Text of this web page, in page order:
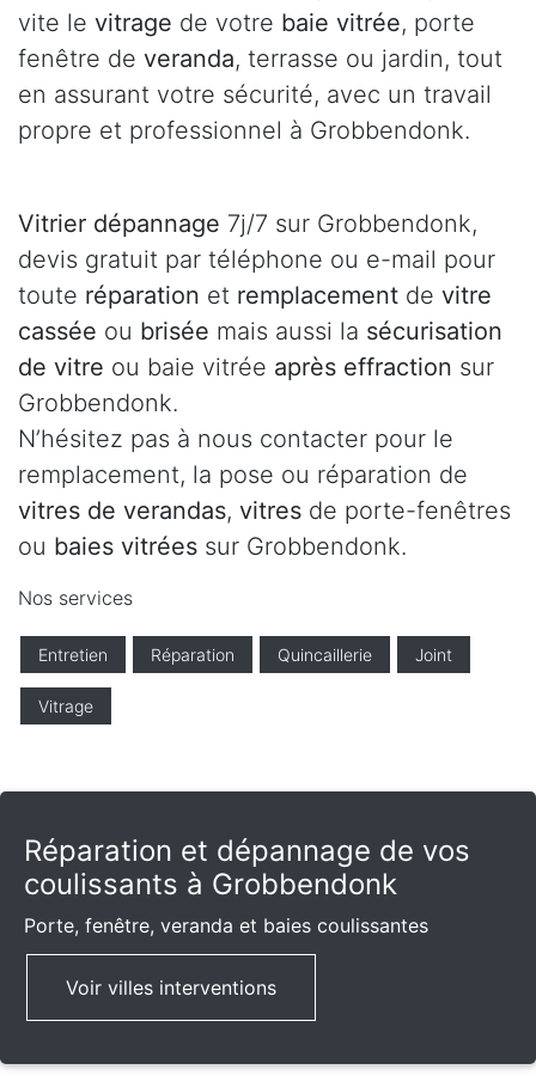
vite le vitrage de votre baie vitrée, porte
fenêtre de veranda, terrasse ou jardin, tout
en assurant votre sécurité, avec un travail
propre et professionnel à Grobbendonk.
Vitrier dépannage 7j/7 sur Grobbendonk,
devis gratuit par téléphone ou e-mail pour
toute réparation et remplacement de vitre
cassée ou brisée mais aussi la sécurisation
de vitre ou baie vitrée après effraction sur
Grobbendonk.
N’hésitez pas à nous contacter pour le
remplacement, la pose ou réparation de
vitres de verandas, vitres de porte-fenêtres
ou baies vitrées sur Grobbendonk.
Nos services
Entretien Réparation Quincaillerie Joint
Vitrage
Réparation et dépannage de vos
coulissants à Grobbendonk
Porte, fenêtre, veranda et baies coulissantes
Voir villes interventions